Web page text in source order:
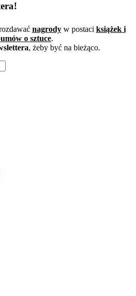
nagrodyw postaci książek i
o sztuce.
, żeby być na bieżąco.